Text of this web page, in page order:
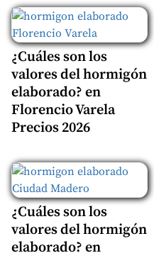
¿Cuáles son los
valores del hormigón
elaborado? en
Florencio Varela
Precios 2026
¿Cuáles son los
valores del hormigón
elaborado? en